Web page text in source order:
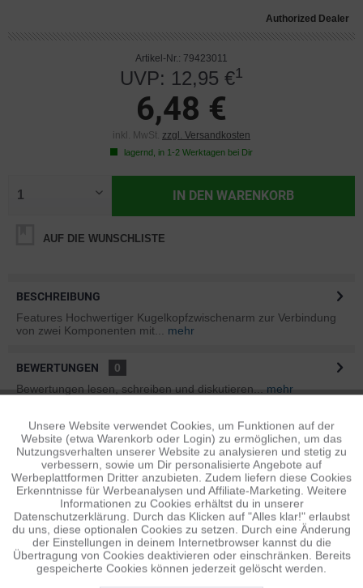
Authorized Dealer
Artikel-Nr.: 79423011
UVP: 12,95 €1
6,48 €
inkl. MwSt. zzgl. Versandkosten
lagernd, in 1-2 Werktagen bei Dir
IN DEN WARENKORB
AUF DIE WUNSCHLISTE
BESCHREIBUNG
Features Hochwertiger Kugelkopfzwischenarm zur Verbindung
von zwei Komponenten mit...
mehr
BEWERTUNGEN
0
Bewertungen lesen, schreiben und diskutieren...
mehr
ÄHNLICHE ARTIKEL
Diese Artikel sind dem Produkt ähnlich ...mehr
Persönliche Empfehlungen
Funktionale Aktiv
Tracking Inaktiv
Personalisierung Inaktiv
Service Inaktiv
Unsere Website verwendet Cookies, um Funktionen auf der
Website (etwa Warenkorb oder Login) zu ermöglichen, um das
Nutzungsverhalten unserer Website zu analysieren und stetig zu
verbessern, sowie um Dir personalisierte Angebote auf
Werbeplattformen Dritter anzubieten. Zudem liefern diese Cookies
Erkenntnisse für Werbeanalysen und Affiliate-Marketing. Weitere
Informationen zu Cookies erhältst du in unserer
Datenschutzerklärung. Durch das Klicken auf "Alles klar!" erlaubst
du uns, diese optionalen Cookies zu setzen. Durch eine Änderung
der Einstellungen in deinem Internetbrowser kannst du die
Übertragung von Cookies deaktivieren oder einschränken. Bereits
gespeicherte Cookies können jederzeit gelöscht werden.